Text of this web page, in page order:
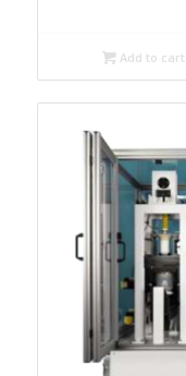
Add to cart